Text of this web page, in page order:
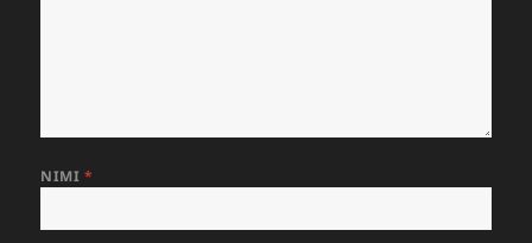
NIMI *